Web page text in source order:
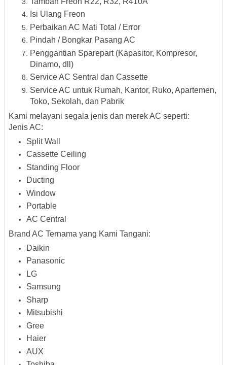
Isi Ulang Freon
Perbaikan AC Mati Total / Error
Pindah / Bongkar Pasang AC
Penggantian Sparepart (Kapasitor, Kompresor,
Dinamo, dll)
Service AC Sentral dan Cassette
Service AC untuk Rumah, Kantor, Ruko, Apartemen,
Toko, Sekolah, dan Pabrik
Kami melayani segala jenis dan merek AC seperti:
Jenis AC:
Split Wall
Cassette Ceiling
Standing Floor
Ducting
Window
Portable
AC Central
Brand AC Ternama yang Kami Tangani:
Daikin
Panasonic
LG
Samsung
Sharp
Mitsubishi
Gree
Haier
AUX